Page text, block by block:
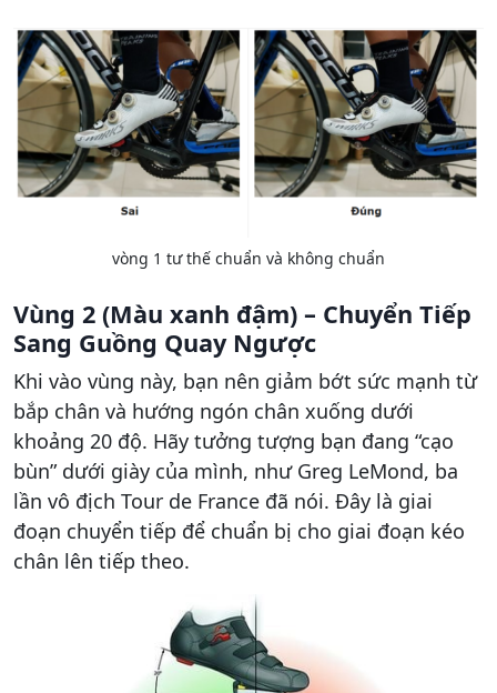
vòng 1 tư thế chuẩn và không chuẩn
Vùng 2 (Màu xanh đậm) – Chuyển Tiếp
Sang Guồng Quay Ngược
Khi vào vùng này, bạn nên giảm bớt sức mạnh từ
bắp chân và hướng ngón chân xuống dưới
khoảng 20 độ. Hãy tưởng tượng bạn đang “cạo
bùn” dưới giày của mình, như Greg LeMond, ba
lần vô địch Tour de France đã nói. Đây là giai
đoạn chuyển tiếp để chuẩn bị cho giai đoạn kéo
chân lên tiếp theo.